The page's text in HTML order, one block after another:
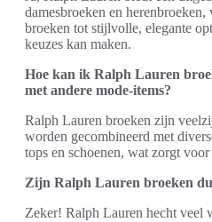
damesbroeken en
broeken tot stijlvolle, elegante
keuzes kan maken.
Hoe kan ik Ralph Lauren
met andere mode-items?
Ralph Lauren broeken zijn
worden gecombineerd met
tops en schoenen, wat zorgt
Zijn Ralph Lauren broeken
Zeker! Ralph Lauren hecht veel